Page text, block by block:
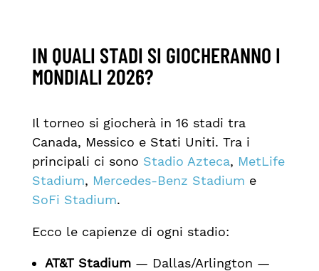
IN QUALI STADI SI GIOCHERANNO I
MONDIALI 2026?
Il torneo si giocherà in 16 stadi tra
Canada, Messico e Stati Uniti. Tra i
principali ci sono Stadio Azteca, MetLife
Stadium, Mercedes-Benz Stadium e
SoFi Stadium.
Ecco le capienze di ogni stadio:
AT&T Stadium— Dallas/Arlington —